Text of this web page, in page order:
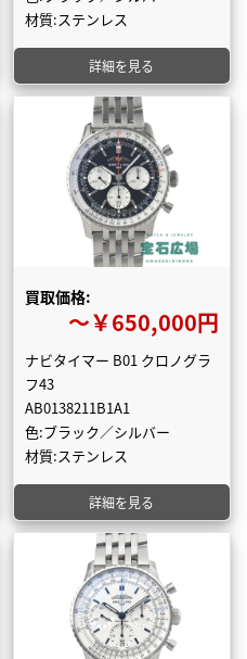
材質:ステンレス
詳細を見る
買取価格:
〜￥650,000円
ナビタイマー B01 クロノグラ
フ43
AB0138211B1A1
色:ブラック／シルバー
材質:ステンレス
詳細を見る